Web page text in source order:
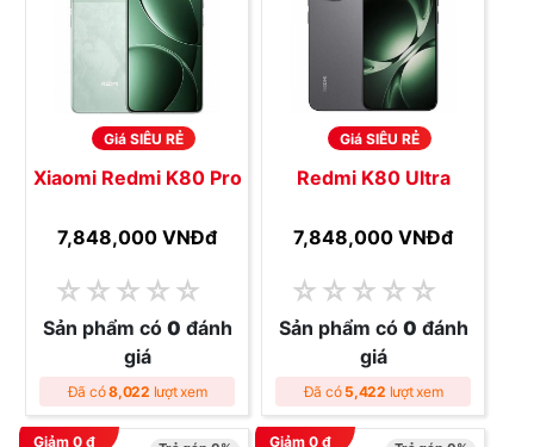
Giá SIÊU RẺ
Xiaomi Redmi K80 Pro
7,848,000 VNĐđ
☆ ☆ ☆ ☆ ☆
Sản phẩm có 0 đánh
giá
Đã có8,022 lượt xem
Giá SIÊU RẺ
Redmi K80 Ultra
7,848,000 VNĐđ
☆ ☆ ☆ ☆ ☆
Sản phẩm có 0 đánh
giá
Đã có 5,422 lượt xem
Giảm 0đ Giảm 0đ